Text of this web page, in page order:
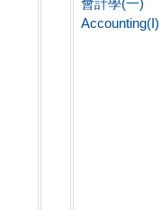
會計學(一)
Accounting(I)